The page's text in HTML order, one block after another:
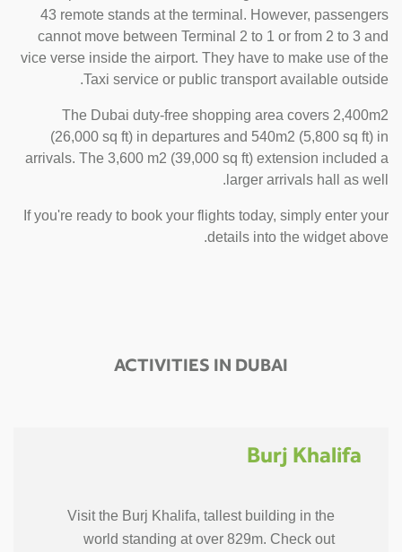
43 remote stands at the terminal. However, passengers
cannot move between Terminal 2 to 1 or from 2 to 3 and
vice verse inside the airport. They have to make use of the
Taxi service or public transport available outside.
The Dubai duty-free shopping area covers 2,400m2
(26,000 sq ft) in departures and 540m2 (5,800 sq ft) in
arrivals. The 3,600 m2 (39,000 sq ft) extension included a
larger arrivals hall as well.
If you're ready to book your flights today, simply enter your
details into the widget above.
ACTIVITIES IN DUBAI
Burj Khalifa
Visit the Burj Khalifa, tallest building in the
world standing at over 829m. Check out